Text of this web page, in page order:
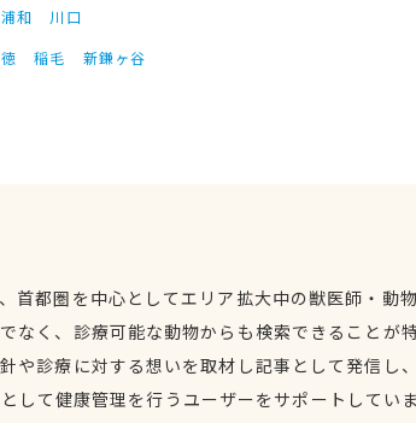
和
川口
稲毛 新鎌ヶ谷
首都圏を中心としてエリア拡大中の獣医師・動
なく、診療可能な動物からも検索できることが
や診療に対する想いを取材し記事として発信し
して健康管理を行うユーザーをサポートしてい